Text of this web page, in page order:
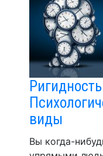
виды
Вы когда-